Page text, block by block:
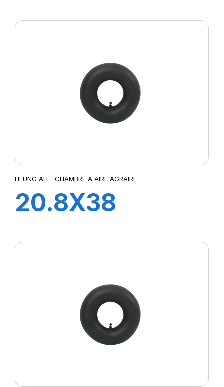
HEUNG AH - CHAMBRE A AIRE AGRAIRE
20.8X38